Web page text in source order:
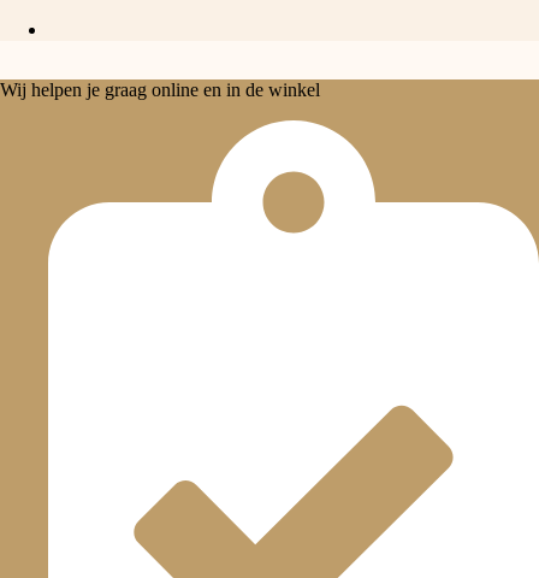
Wij helpen je graag online en in de winkel